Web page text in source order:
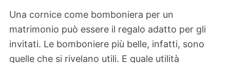
Una cornice come bomboniera per un
matrimonio può essere il regalo adatto per gli
invitati. Le bomboniere più belle, infatti, sono
quelle che si rivelano utili. E quale utilità